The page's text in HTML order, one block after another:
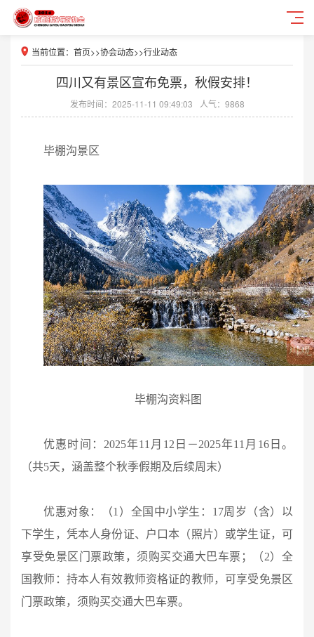
当前位置： 首页>>协会动态>>行业动态
四川又有景区宣布免票，秋假安排！
发布时间：2025-11-11 09:49:03 人气：9868
毕棚沟景区
毕棚沟资料图
优惠时间：2025年11月12日－2025年11月16日。
（共5天，涵盖整个秋季假期及后续周末）
优惠对象：（1）全国中小学生：17周岁（含）以
下学生，凭本人身份证、户口本（照片）或学生证，可
享受免景区门票政策，须购买交通大巴车票；（2）全
国教师：持本人有效教师资格证的教师，可享受免景区
门票政策，须购买交通大巴车票。